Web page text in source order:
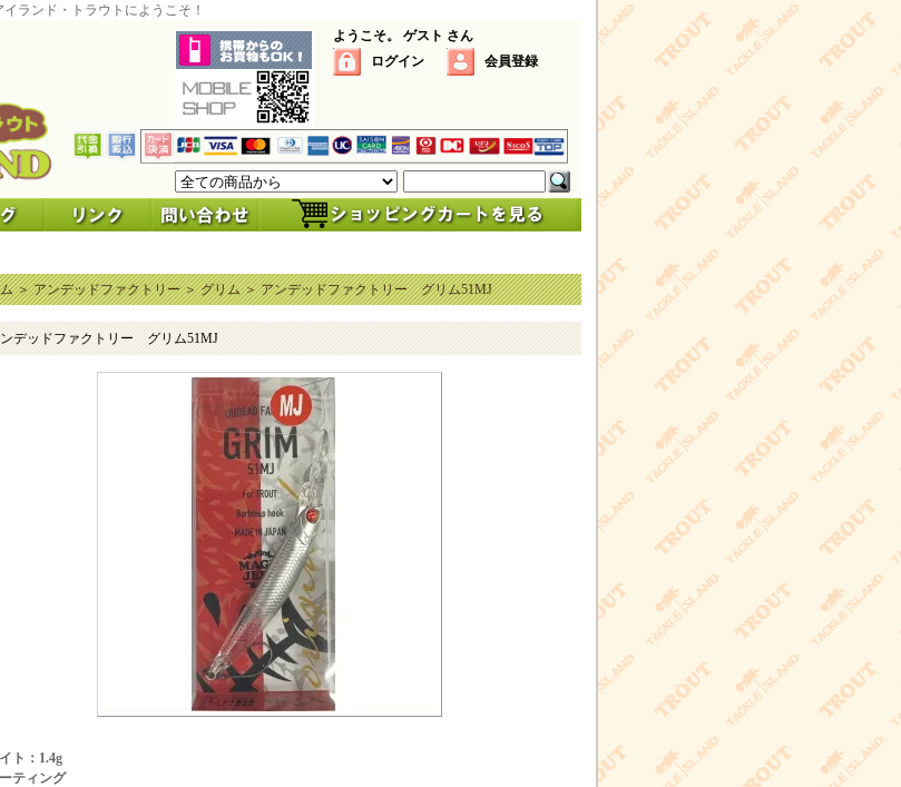
ランド・トラウトにようこそ！
ようこそ。 ゲスト さん
ログイン
会員登録
＞アンデッドファクトリー＞グリム＞アンデッドファクトリー グリム51MJ
デッドファクトリー グリム51MJ
ト：1.4g
ティング